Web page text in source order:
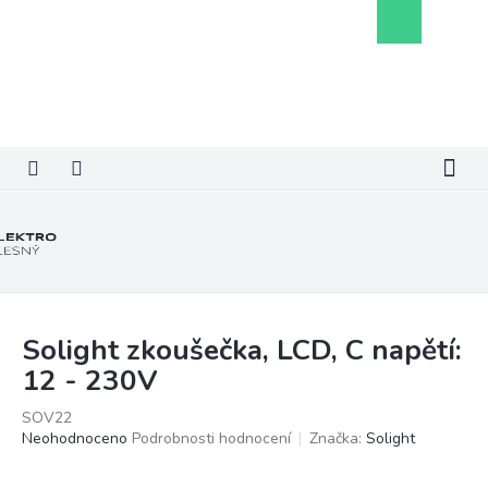
košík
Solight zkoušečka, LCD, C napětí:
12 - 230V
SOV22
Průměrné
Neohodnoceno Podrobnosti hodnocení Značka: Solight